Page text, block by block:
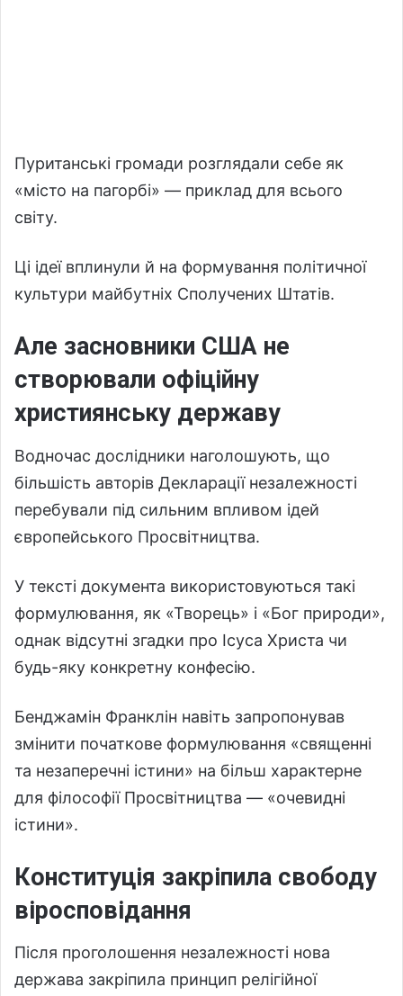
Пуританські громади розглядали себе як
«місто на пагорбі» — приклад для всього
світу.
Ці ідеї вплинули й на формування політичної
культури майбутніх Сполучених Штатів.
Але засновники США не
створювали офіційну
християнську державу
Водночас дослідники наголошують, що
більшість авторів Декларації незалежності
перебували під сильним впливом ідей
європейського Просвітництва.
У тексті документа використовуються такі
формулювання, як «Творець» і «Бог природи»,
однак відсутні згадки про Ісуса Христа чи
будь-яку конкретну конфесію.
Бенджамін Франклін навіть запропонував
змінити початкове формулювання «священні
та незаперечні істини» на більш характерне
для філософії Просвітництва — «очевидні
істини».
Конституція закріпила свободу
віросповідання
Після проголошення незалежності нова
держава закріпила принцип релігійної